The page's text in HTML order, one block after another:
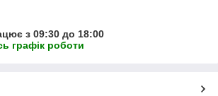
з 09:30 до 18:00
графік роботи